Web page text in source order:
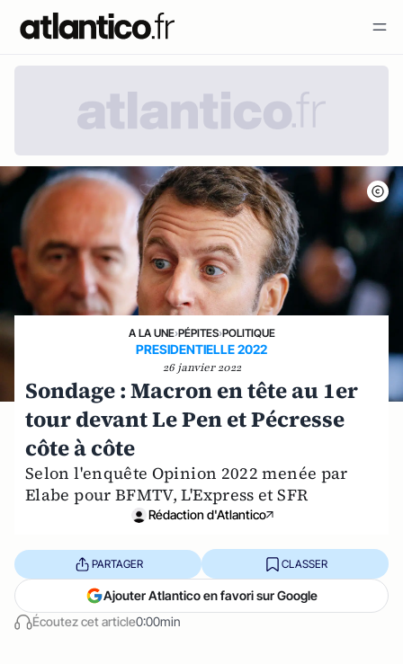
A LA UNE›PÉPITES›POLITIQUE
PRESIDENTIELLE 2022
26 janvier 2022
Sondage : Macron en tête au 1er
tour devant Le Pen et Pécresse
côte à côte
Selon l'enquête Opinion 2022 menée par
Elabe pour BFMTV, L'Express et SFR
Rédaction d'Atlantico
Écoutez cet article0:00min
PARTAGER CLASSER
Ajouter Atlantico en favori sur Google